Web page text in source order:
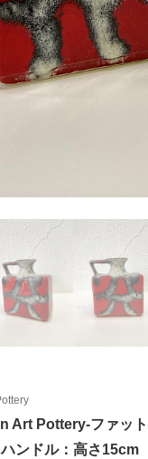
Art Pottery-ファッ
ンドル：高さ15cm